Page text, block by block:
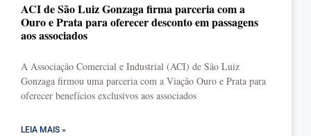
ACI de São Luiz Gonzaga firma parceria com a
Ouro e Prata para oferecer desconto em passagens
aos associados
A Associação Comercial e Industrial (ACI) de São Luiz
Gonzaga firmou uma parceria com a Viação Ouro e Prata para
oferecer benefícios exclusivos aos associados
LEIA MAIS »